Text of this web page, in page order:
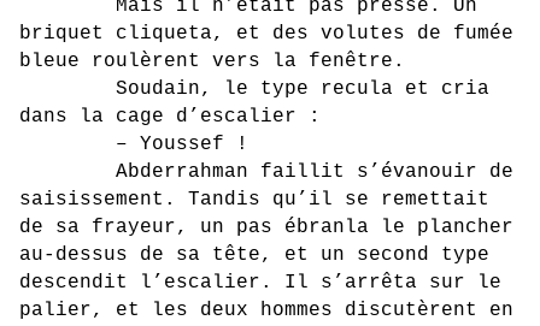
Mais il n’était pas pressé. Un
briquet cliqueta, et des volutes de fumée
bleue roulèrent vers la fenêtre.
Soudain, le type recula et cria
dans la cage d’escalier :
– Youssef !
Abderrahman faillit s’évanouir de
saisissement. Tandis qu’il se remettait
de sa frayeur, un pas ébranla le plancher
au-dessus de sa tête, et un second type
descendit l’escalier. Il s’arrêta sur le
palier, et les deux hommes discutèrent en